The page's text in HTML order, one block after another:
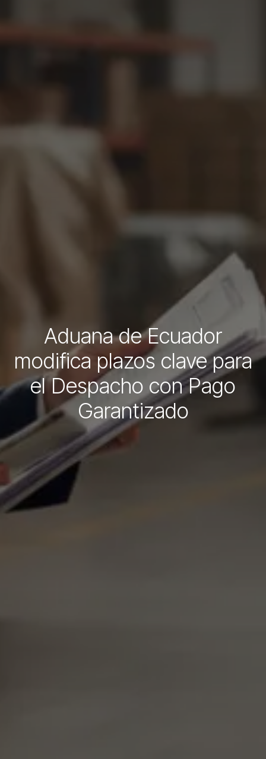
Aduana de Ecuador
modifica plazos clave para
el Despacho con Pago
Garantizado